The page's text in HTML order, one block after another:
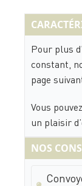
Pour plus
constant,
page
Vous
un plaisir
NOS